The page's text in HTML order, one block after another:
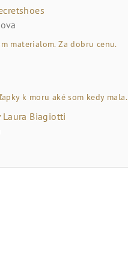
je 5 z 5 hviezdičiek.
materialom. Za dobru cenu.
je 5 z 5 hviezdičiek.
k moru aké som kedy mala.
Biagiotti
je 5 z 5 hviezdičiek.